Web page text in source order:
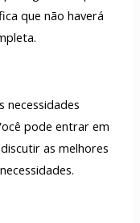
que não haverá
necessidades
pode entrar em
as melhores